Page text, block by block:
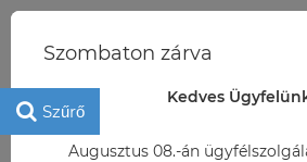
Szűrő
Irodaszer Csomagolás, tárolás
Szombaton zárva
Kedves
Augusztus 08.-án